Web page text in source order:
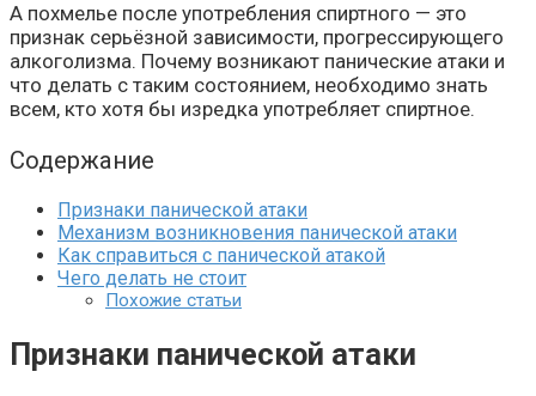
А похмелье после употребления спиртного — это
признак серьёзной зависимости, прогрессирующего
алкоголизма. Почему возникают панические атаки и
что делать с таким состоянием, необходимо знать
всем, кто хотя бы изредка употребляет спиртное.
Содержание
Признаки панической атаки
Механизм возникновения панической атаки
Как справиться с панической атакой
Чего делать не стоит
Похожие статьи
Признаки панической атаки